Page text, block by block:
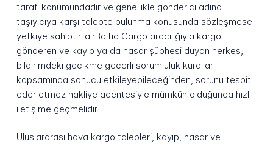
tarafı konumundadır ve genellikle gönderici adına
taşıyıcıya karşı talepte bulunma konusunda sözleşmesel
yetkiye sahiptir. airBaltic Cargo aracılığıyla kargo
gönderen ve kayıp ya da hasar şüphesi duyan herkes,
bildirimdeki gecikme geçerli sorumluluk kuralları
kapsamında sonucu etkileyebileceğinden, sorunu tespit
eder etmez nakliye acentesiyle mümkün olduğunca hızlı
iletişime geçmelidir.
Uluslararası hava kargo talepleri, kayıp, hasar ve